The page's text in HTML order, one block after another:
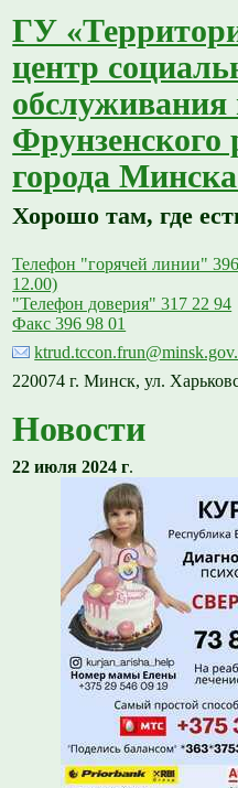
ГУ
центр
обслуживания
Фрунзенского
города
Хорошо там, где
Телефон "горячей линии"
12.00)
"Телефон доверия" 317 22 94
Факс 396 98 01
220074 г. Минск, ул.
Новости
22 июля 2024 г.